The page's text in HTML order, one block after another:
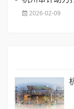
2026-02-09